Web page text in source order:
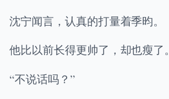
沈宁闻言，认真的打量着季昀。
他比以前长得更帅了，却也瘦了。
“不说话吗？”